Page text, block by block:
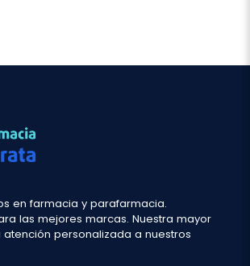
en farmacia y parafarmacia.
las mejores marcas. Nuestra mayor
personalizada a nuestros